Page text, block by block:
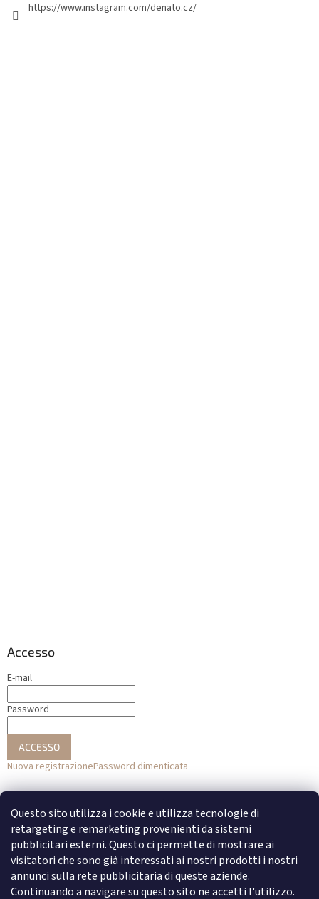
Questo sito utilizza i cookie e utilizza tecnologie di
retargeting e remarketing provenienti da sistemi
pubblicitari esterni. Questo ci permette di mostrare ai
visitatori che sono già interessati ai nostri prodotti i nostri
annunci sulla rete pubblicitaria di queste aziende.
Continuando a navigare su questo sito ne accetti l'utilizzo.
https://www.instagram.com/denato.cz/
Accesso
E-mail
Password
ACCESSO
Nuova registrazionePassword dimenticata
o
Accesso con Facebook
Accesso con Google